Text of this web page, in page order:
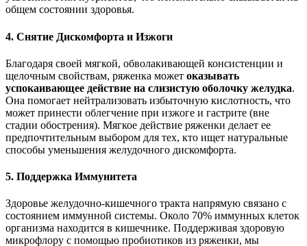
общем состоянии здоровья.
4. Снятие Дискомфорта и Изжоги
Благодаря своей мягкой, обволакивающей консистенции и
щелочным свойствам, ряженка может оказывать
успокаивающее действие на слизистую оболочку желудка.
Она помогает нейтрализовать избыточную кислотность, что
может принести облегчение при изжоге и гастрите (вне
стадии обострения). Мягкое действие ряженки делает ее
предпочтительным выбором для тех, кто ищет натуральные
способы уменьшения желудочного дискомфорта.
5. Поддержка Иммунитета
Здоровье желудочно-кишечного тракта напрямую связано с
состоянием иммунной системы. Около 70% иммунных клеток
организма находится в кишечнике. Поддерживая здоровую
микрофлору с помощью пробиотиков из ряженки, мы